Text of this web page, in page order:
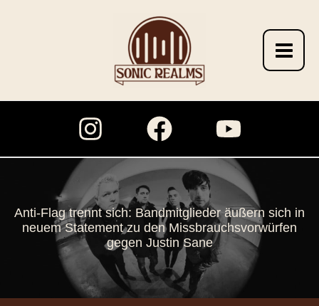
Anti-Flag trennt sich: Bandmitglieder äußern sich in
neuem Statement zu den Missbrauchsvorwürfen
gegen Justin Sane